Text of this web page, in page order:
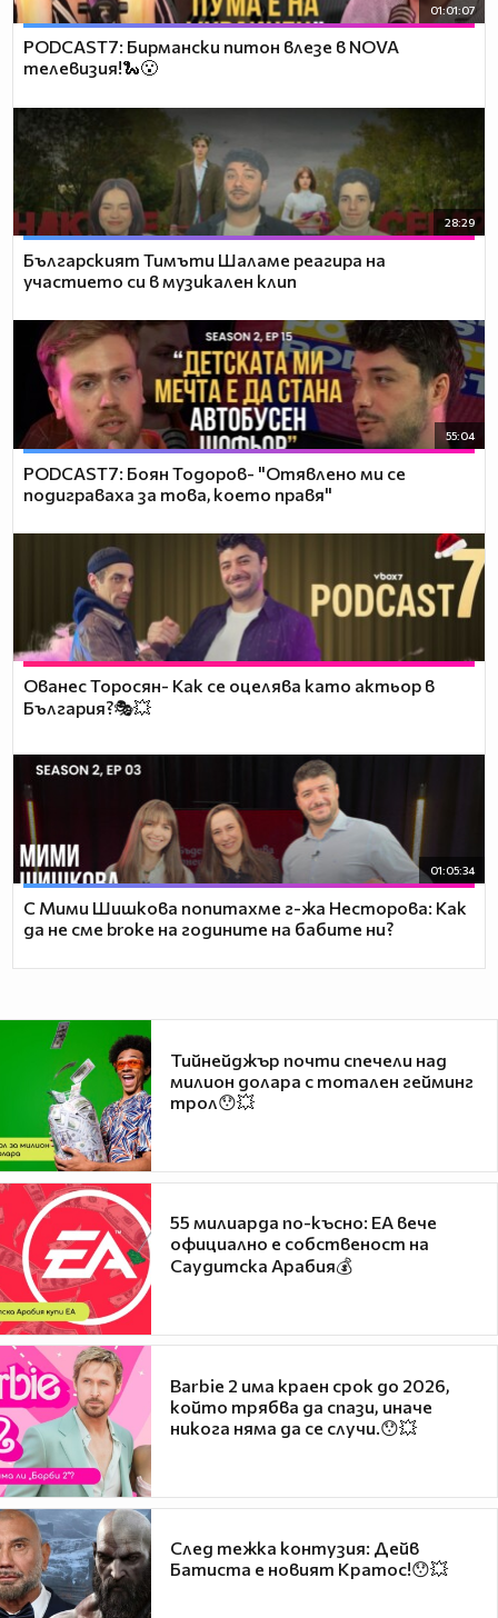
01:01:07
PODCAST7: Бирмански питон влезе в NOVA
телевизия!🐍😮
28:29
Българският Тимъти Шаламе реагира на
участието си в музикален клип
55:04
PODCAST7: ‪Боян Тодоров- "Отявлено ми се
подиграваха за това, което правя"
Ованес Торосян- Как се оцелява като актьор в
България?🎭💥
01:05:34
С Мими Шишкова попитахме г-жа Несторова: Как
да не сме broke на годините на бабите ни?
Тийнейджър почти спечели над
милион долара с тотален гейминг
трол😯💥
55 милиарда по-късно: EA вече
официално е собственост на
Саудитска Арабия💰
Barbie 2 има краен срок до 2026,
който трябва да спази, иначе
никога няма да се случи.😯💥
След тежка контузия: Дейв
Батиста е новият Кратос!😯💥